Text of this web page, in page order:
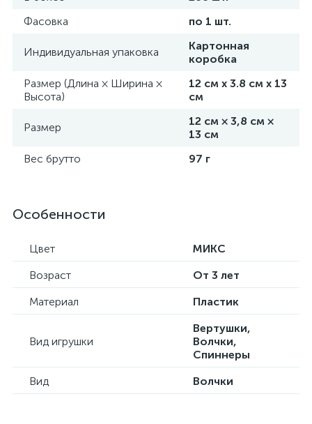
Фасовка
по 1 шт.
Индивидуальная упаковка
Картонная
коробка
Размер (Длина × Ширина ×
Высота)
12 см х 3.8 см х 13
см
Размер
12 см × 3,8 см ×
13 см
Вес брутто
97 г
Особенности
Цвет
МИКС
Возраст
От 3 лет
Материал
Пластик
Вид игрушки
Вертушки,
Волчки,
Спиннеры
Вид
Волчки